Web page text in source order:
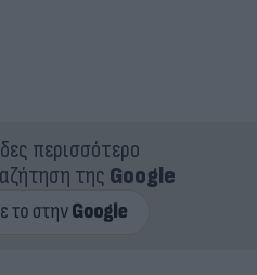
περισσότερο
της Google